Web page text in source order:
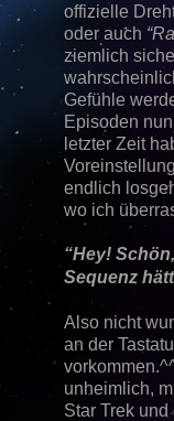
offizielle
oder auch
ziemlich
Gefühle
Episoden
letzter Zeit
endlich
wo ich
“Hey!
Sequenz
Also nicht
an der
unheimlich,
Star Trek